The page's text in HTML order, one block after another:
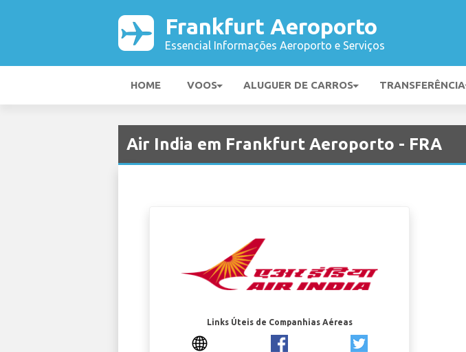
Frankfurt Aeroporto
Essencial Informações Aeroporto e Serviços
HOME VOOS ALUGUER DE CARROS TRANSFERÊNCIA
Air India em Frankfurt Aeroporto - FRA
Links Úteis de Companhias Aéreas